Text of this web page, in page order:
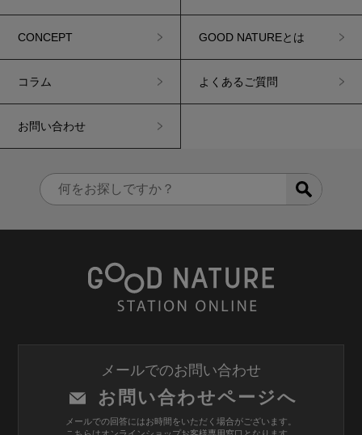
CONCEPT GOOD NATUREとは
コラム よくあるご質問
お問い合わせ
メールでのお問い合わせ
お問い合わせページへ
メールでの回答にはお時間をいただく場合がございます。